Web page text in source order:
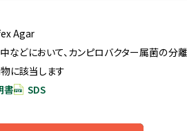
Agar
などにおいて、カンピロバクター属菌の分
に該当します
書
SDS